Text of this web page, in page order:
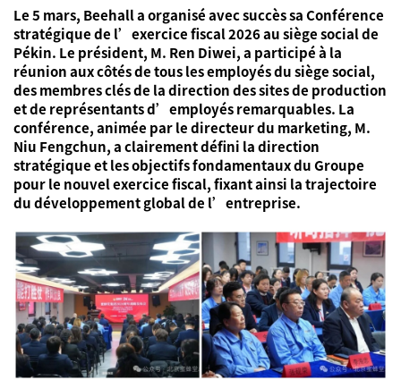
Le 5 mars, Beehall a organisé avec succès sa Conférence
stratégique de l’exercice fiscal 2026 au siège social de
Pékin. Le président, M. Ren Diwei, a participé à la
réunion aux côtés de tous les employés du siège social,
des membres clés de la direction des sites de production
et de représentants d’employés remarquables. La
conférence, animée par le directeur du marketing, M.
Niu Fengchun, a clairement défini la direction
stratégique et les objectifs fondamentaux du Groupe
pour le nouvel exercice fiscal, fixant ainsi la trajectoire
du développement global de l’entreprise.